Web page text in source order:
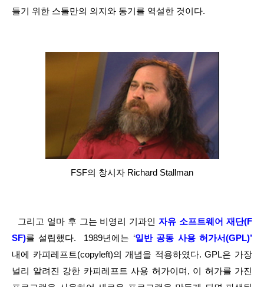
들기 위한 스톨만의 의지와 동기를 역설한 것이다.
FSF의 창시자 Richard Stallman
그리고 얼마 후 그는 비영리 기과인 자유 소프트웨어 재단(F
SF)를 설립했다.  1989년에는 ‘일반 공동 사용 허가서(GPL)’
내에 카피레프트(copyleft)의 개념을 적용하였다. GPL은 가장
널리 알려진 강한 카피레프트 사용 허가이며, 이 허가를 가진